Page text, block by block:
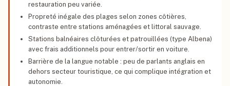
restauration peu variée.
Propreté inégale des plages selon zones côtières,
contraste entre stations aménagées et littoral sauvage.
Stations balnéaires clôturées et patrouillées (type Albena)
avec frais additionnels pour entrer/sortir en voiture.
Barrière de la langue notable : peu de parlants anglais en
dehors secteur touristique, ce qui complique intégration et
autonomie.